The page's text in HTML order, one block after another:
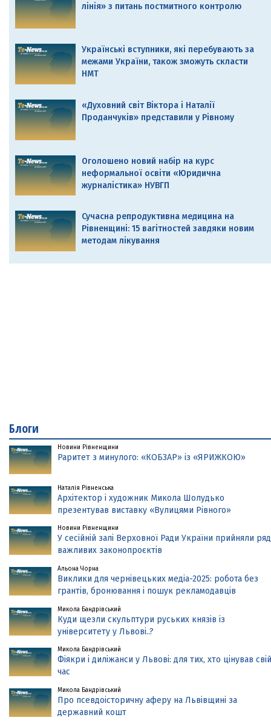
лінія» з питань постмитного контролю
Українські вступники, які перебувають за
межами України, також зможуть скласти
НМТ
«Духовний світ Віктора і Наталії
Проданчуків» представили у Рівному
Оголошено новий набір на курс
неформальної освіти «Юридична
журналістика» НУВГП
Сучасна репродуктивна медицина на
Рівненщині: 15 вагітностей завдяки новим
методам лікування
Блоги
Новини Рівненщини
Раритет з минулого: «КОБЗАР» із «ЯРИЖКОЮ»
Наталія Рівненська
Архітектор і художник Микола Шолудько
презентував виставку «Вулицями Рівного»
Новини Рівненщини
У сесійній залі Верховної Ради України прийняли ряд
важливих законопроєктів
Альона Чорна
Виклики для чернівецьких медіа-2025: робота без
грантів, бронювання і пошук рекламодавців
Микола Бандрівський
Куди щезли скульптури руських князів із
університету у Львові..?
Микола Бандрівський
Фіякри і диліжанси у Львові: для тих, хто цінував свій
час
Микола Бандрівський
Про псевдоісторичну аферу на Львівщині за
державний кошт